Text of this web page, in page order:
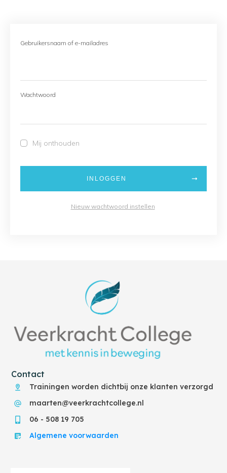
Gebruikersnaam of e-mailadres
Wachtwoord
Mij onthouden
INLOGGEN
Nieuw wachtwoord instellen
Contact
Trainingen worden dichtbij onze klanten verzorgd
maarten@veerkrachtcollege.nl
06 - 508 19 705
Algemene voorwaarden